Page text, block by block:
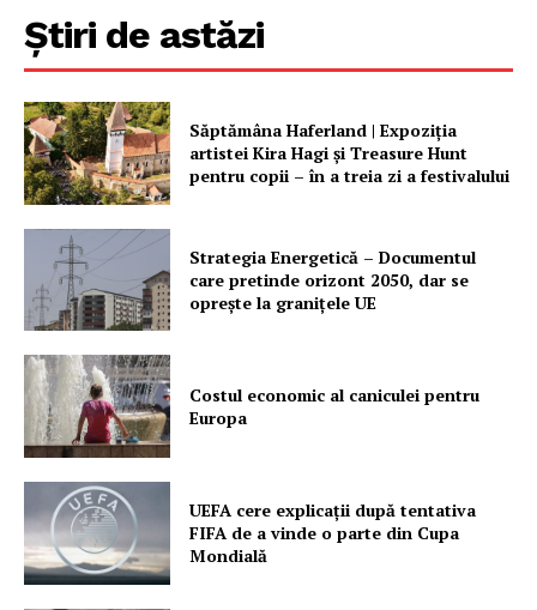
Știri de astăzi
Săptămâna Haferland | Expoziţia
artistei Kira Hagi şi Treasure Hunt
pentru copii – în a treia zi a festivalului
Strategia Energetică – Documentul
care pretinde orizont 2050, dar se
oprește la granițele UE
Costul economic al caniculei pentru
Europa
UEFA cere explicații după tentativa
FIFA de a vinde o parte din Cupa
Mondială